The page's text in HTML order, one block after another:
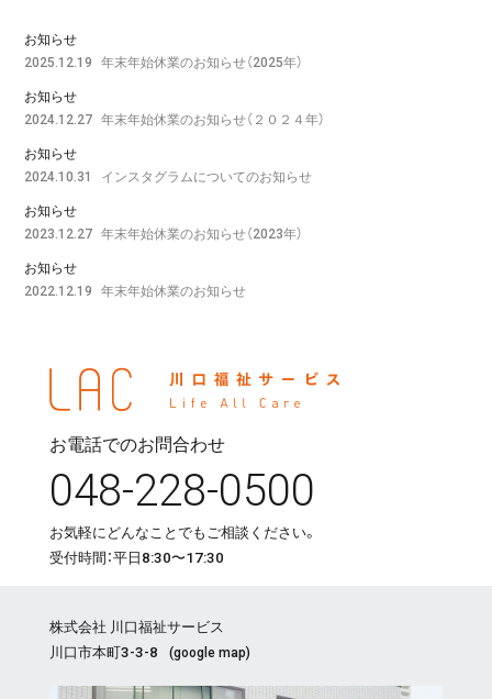
2025.12.19
お知らせ
年末年始休業のお知らせ（2025年）
2024.12.27
お知らせ
年末年始休業のお知らせ（２０２４年）
2024.10.31
お知らせ
インスタグラムについてのお知らせ
2023.12.27
お知らせ
年末年始休業のお知らせ（2023年）
2022.12.19
お知らせ
年末年始休業のお知らせ
お電話でのお問合わせ
048-228-0500
お気軽にどんなことでもご相談ください。
受付時間：平日8:30〜17:30
株式会社 川口福祉サービス
川口市本町3-3-8
(google map)